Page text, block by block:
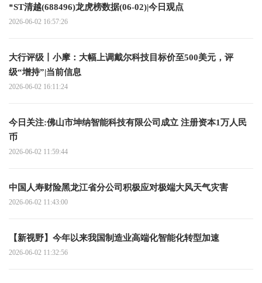
*ST清越(688496)龙虎榜数据(06-02)|今日观点
2026-06-02 16:57:26
大行评级丨小摩：大幅上调戴尔科技目标价至500美元，评
级“增持”|当前信息
2026-06-02 16:11:24
今日关注:佛山市坤纳智能科技有限公司成立 注册资本1万人民
币
2026-06-02 11:59:44
中国人寿财险黑龙江省分公司积极应对极端大风天气灾害
2026-06-02 11:43:00
【新视野】今年以来我国制造业高端化智能化转型加速
2026-06-02 11:32:56